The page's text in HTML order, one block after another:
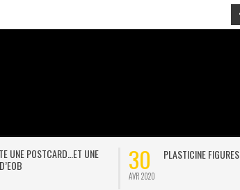
UNE POSTCARD…ET UNE
30
AVR 2020
PLASTICINE FIGURES